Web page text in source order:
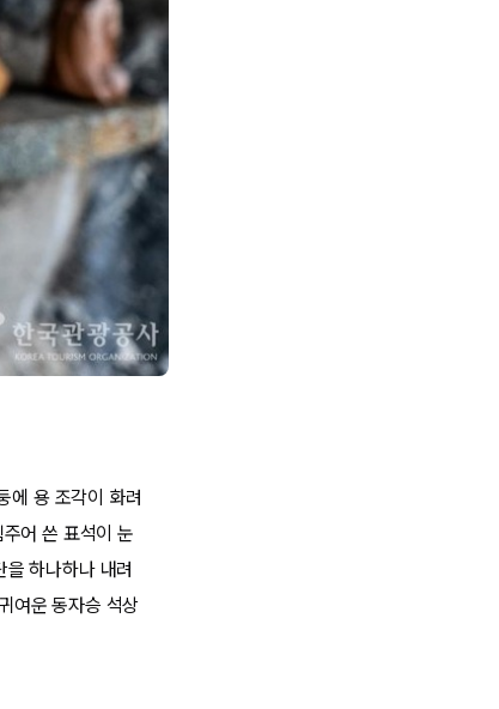
에 용 조각이 화려
어 쓴 표석이 눈
하나하나 내려
여운 동자승 석상